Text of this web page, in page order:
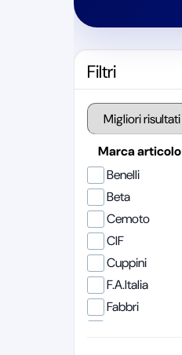
Filtri
Marca articolo
Benelli
Beta
Cemoto
CIF
Cuppini
F.A.Italia
Fabbri